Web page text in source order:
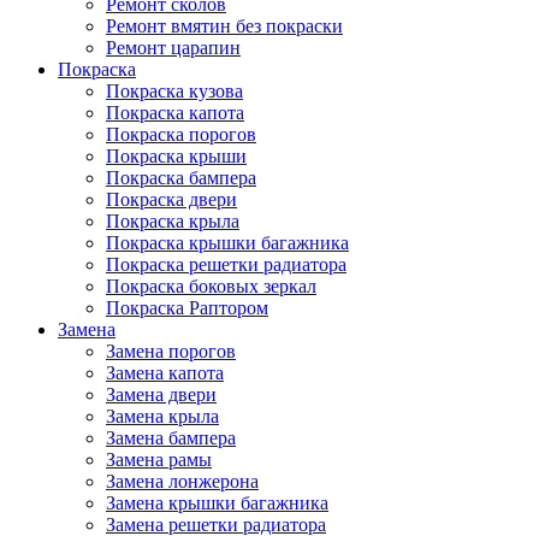
Ремонт сколов
Ремонт вмятин без покраски
Ремонт царапин
Покраска
Покраска кузова
Покраска капота
Покраска порогов
Покраска крыши
Покраска бампера
Покраска двери
Покраска крыла
Покраска крышки багажника
Покраска решетки радиатора
Покраска боковых зеркал
Покраска Раптором
Замена
Замена порогов
Замена капота
Замена двери
Замена крыла
Замена бампера
Замена рамы
Замена лонжерона
Замена крышки багажника
Замена решетки радиатора